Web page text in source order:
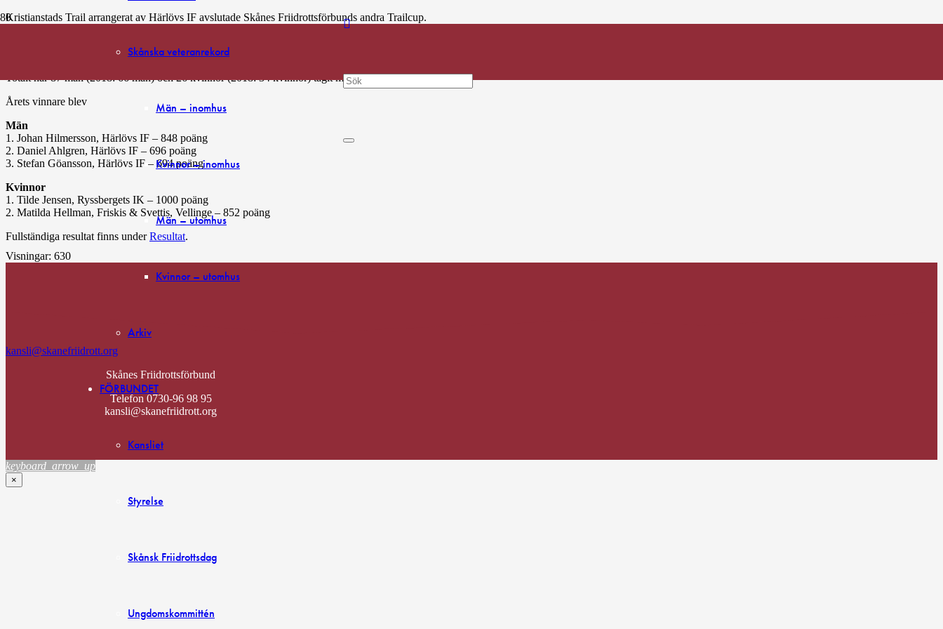
Skånska veteranrekord
Män – inomhus
Kvinnor – inomhus
Män – utomhus
Kvinnor – utomhus
Arkiv
FÖRBUNDET
Kansliet
Styrelse
Skånsk Friidrottsdag
Ungdomskommittén
Kristianstads Trail arrangerat av Härlövs IF avslutade Skånes Friidrottsförbunds andra Trailcup.
Förutsättningen har varit att man deltagit i trail-loppens längsta sträcka och tävlat för förening ansluten till Skånes Friidrottsförbund.
Totalt har 87 män (2018: 66 män) och 26 kvinnor (2018: 34 kvinnor) tagit minst en poäng i Trailcupen.
Årets vinnare blev
Män
1. Johan Hilmersson, Härlövs IF – 848 poäng
2. Daniel Ahlgren, Härlövs IF – 696 poäng
3. Stefan Göansson, Härlövs IF – 694 poäng
Kvinnor
1. Tilde Jensen, Ryssbergets IK – 1000 poäng
2. Matilda Hellman, Friskis & Svettis, Vellinge – 852 poäng
Fullständiga resultat finns underResultat.
Visningar: 630
kansli@skanefriidrott.org
Skånes Friidrottsförbund
Telefon 0730-96 98 95
kansli@skanefriidrott.org
keyboard_arrow_up
×